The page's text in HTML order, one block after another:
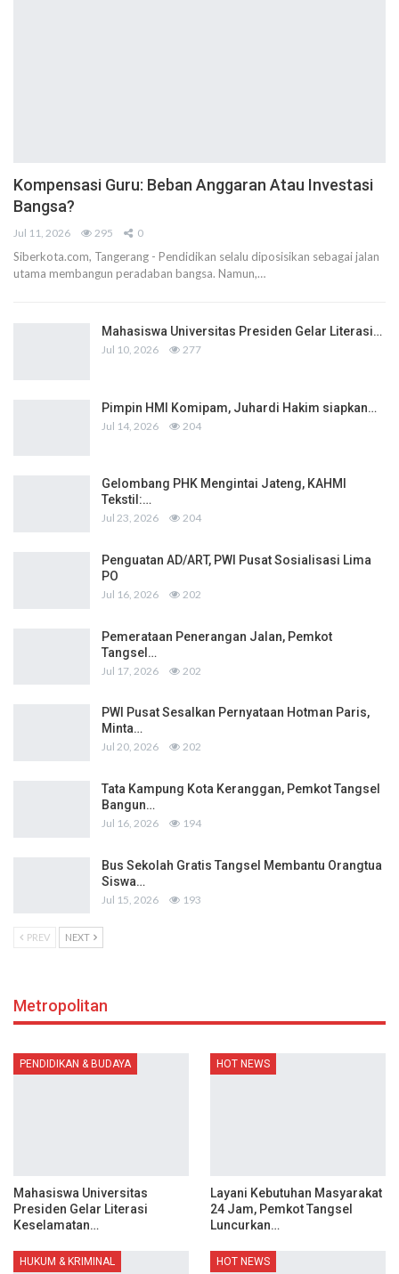
Kompensasi Guru: Beban Anggaran Atau Investasi
Bangsa?
Jul 11, 2026 295 0
Siberkota.com, Tangerang - Pendidikan selalu diposisikan sebagai jalan
utama membangun peradaban bangsa. Namun,…
Mahasiswa Universitas Presiden Gelar Literasi…
Jul 10, 2026 277
Pimpin HMI Komipam, Juhardi Hakim siapkan…
Jul 14, 2026 204
Gelombang PHK Mengintai Jateng, KAHMI
Tekstil:…
Jul 23, 2026 204
Penguatan AD/ART, PWI Pusat Sosialisasi Lima
PO
Jul 16, 2026 202
Pemerataan Penerangan Jalan, Pemkot
Tangsel…
Jul 17, 2026 202
PWI Pusat Sesalkan Pernyataan Hotman Paris,
Minta…
Jul 20, 2026 202
Tata Kampung Kota Keranggan, Pemkot Tangsel
Bangun…
Jul 16, 2026 194
Bus Sekolah Gratis Tangsel Membantu Orangtua
Siswa…
Jul 15, 2026 193
PREV NEXT
Metropolitan
PENDIDIKAN & BUDAYA
Mahasiswa Universitas
Presiden Gelar Literasi
Keselamatan…
HOT NEWS
Layani Kebutuhan Masyarakat
24 Jam, Pemkot Tangsel
Luncurkan…
HUKUM & KRIMINAL HOT NEWS